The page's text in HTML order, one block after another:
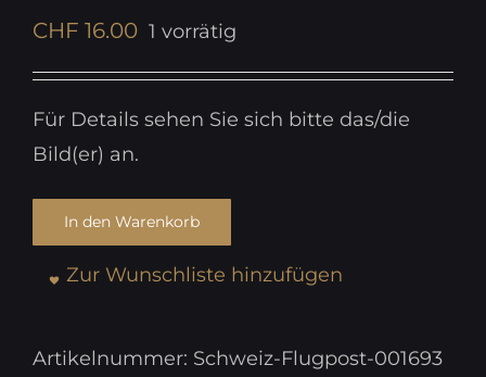
CHF 16.00 1 vorrätig
Für Details sehen Sie sich bitte das/die
Bild(er) an.
In den Warenkorb
Zur Wunschliste hinzufügen
Artikelnummer: Schweiz-Flugpost-001693